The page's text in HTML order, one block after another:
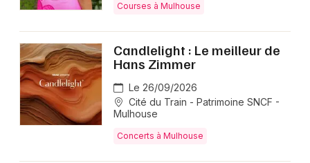
Courses à Mulhouse
Candlelight : Le meilleur de
Hans Zimmer
Le 26/09/2026
Cité du Train - Patrimoine SNCF -
Mulhouse
Concerts à Mulhouse